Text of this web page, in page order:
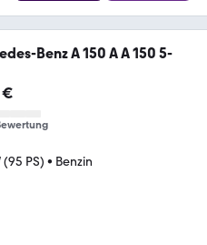
Benz A 150 A A 150 5-
€
PS) • Benzin